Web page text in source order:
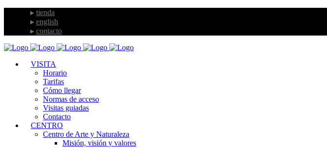
tienda
english
contacto
VISITA
Horario
Tarifas
Cómo llegar
Normas de acceso
Visitas guiadas
Contacto
CENTRO
Centro de Arte y Naturaleza
Misión, visión y valores